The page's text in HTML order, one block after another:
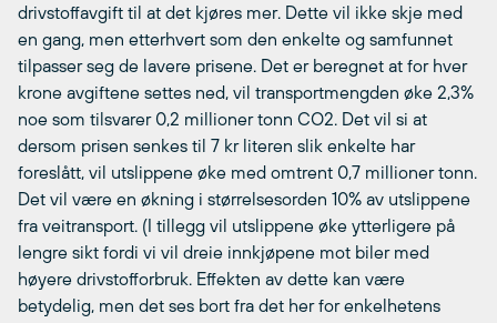
drivstoffavgift til at det kjøres mer. Dette vil ikke skje med
en gang, men etterhvert som den enkelte og samfunnet
tilpasser seg de lavere prisene. Det er beregnet at for hver
krone avgiftene settes ned, vil transportmengden øke 2,3%
noe som tilsvarer 0,2 millioner tonn CO2. Det vil si at
dersom prisen senkes til 7 kr literen slik enkelte har
foreslått, vil utslippene øke med omtrent 0,7 millioner tonn.
Det vil være en økning i størrelsesorden 10% av utslippene
fra veitransport. (I tillegg vil utslippene øke ytterligere på
lengre sikt fordi vi vil dreie innkjøpene mot biler med
høyere drivstofforbruk. Effekten av dette kan være
betydelig, men det ses bort fra det her for enkelhetens